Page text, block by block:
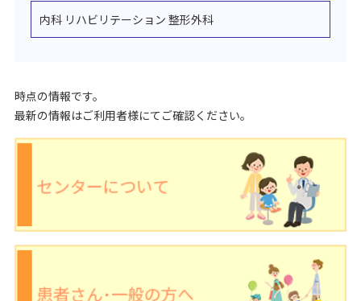
内科 リハビリテーション 整形外科
時点の情報です。
最新の情報はご利用者様にてご確認ください。